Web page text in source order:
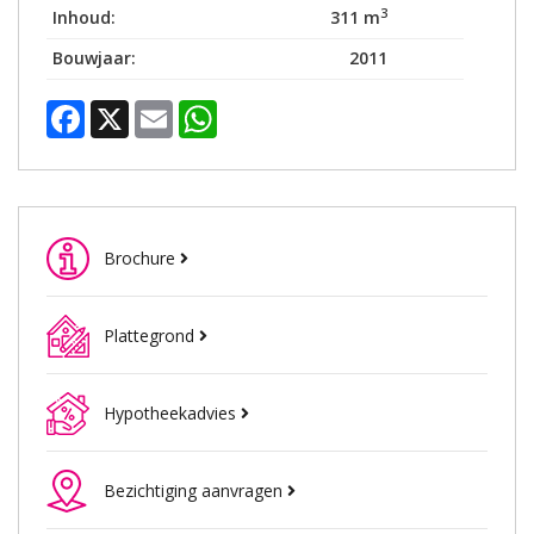
Inhoud: 311 m3
Bouwjaar: 2011
Facebook
X Email
Brochure
Plattegrond
Hypotheekadvies
Bezichtiging aanvragen